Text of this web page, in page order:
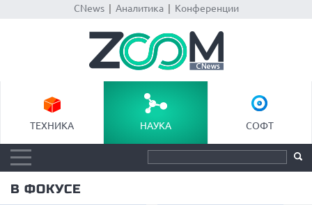
CNews| Аналитика| Конференции
ТЕХНИКА НАУКА СОФТ
В ФОКУСЕ